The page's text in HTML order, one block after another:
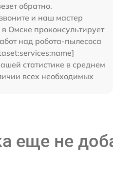
обратно.
и наш мастер
Омске проконсультирует
над робота-пылесоса
статистике в среднем
всех необходимых
еще не